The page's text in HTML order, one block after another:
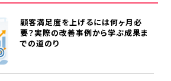
顧客満足度を上げるには何ヶ月必
要？実際の改善事例から学ぶ成果ま
での道のり